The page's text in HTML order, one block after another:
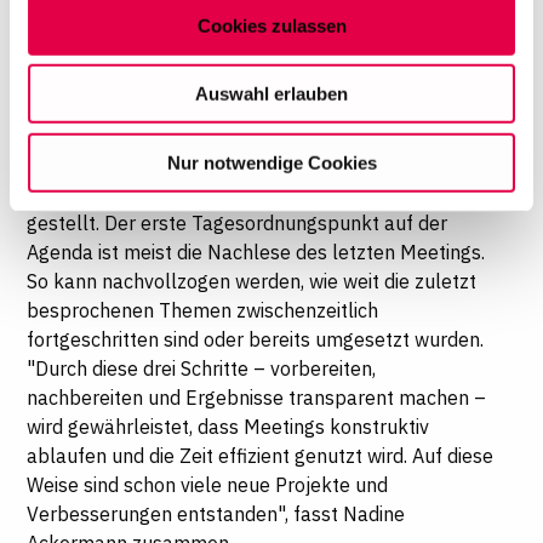
Auf dieser Website setzen wir Cookies ein, um unsere
wirtschaftlich zu betreiben. Mit Bestätigung Ihrer Auswahl
willigen Sie in die Verwendung der gewählten Cookies
ein. Diese Auswahl können Sie jederzeit ändern oder
Ihre Einwilligung widerrufen, indem Sie am Ende der
Seite auf "Cookie-Einstellungen" klicken. Weitere
Informationen finden Sie in unseren
Datenschutzhinweisen
Cookies zulassen
Auswahl erlauben
Nur notwendige Cookies
ablaufen, gibt es an jedem Standort ein bis zwei
Koordinatoren, die die Treffen vorbereiten: Sie
Teilnehmern vorab zugesandt wird. Diese können
dann weitere Themen ergänzen. Während der
Sitzungen werden die Ergebnisse protokolliert und
anschließend für alle zugänglich ins Intranet
gestellt. Der erste Tagesordnungspunkt auf der
Agenda ist meist die Nachlese des letzten Meetings.
So kann nachvollzogen werden, wie weit die zuletzt
besprochenen Themen zwischenzeitlich
fortgeschritten sind oder bereits umgesetzt wurden.
"Durch diese drei Schritte – vorbereiten,
nachbereiten und Ergebnisse transparent machen –
wird gewährleistet, dass Meetings konstruktiv
ablaufen und die Zeit effizient genutzt wird. Auf diese
Weise sind schon viele neue Projekte und
Verbesserungen entstanden", fasst Nadine